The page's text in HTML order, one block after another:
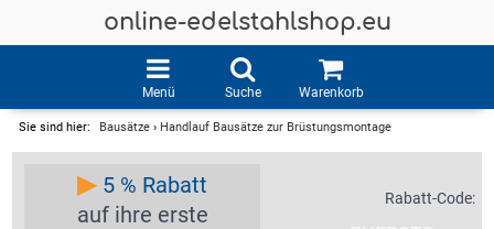
online-edelstahlshop.eu
Menü Suche Warenkorb
Sie sind hier: Bausätze› Handlauf Bausätze zur Brüstungsmontage
▶ 5 % Rabatt
auf ihre erste
Rabatt-Code: